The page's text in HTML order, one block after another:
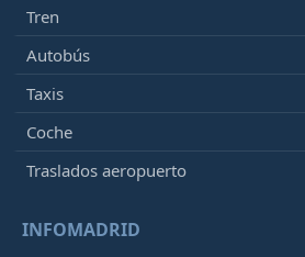
Tren
Autobús
Taxis
Coche
Traslados aeropuerto
INFOMADRID